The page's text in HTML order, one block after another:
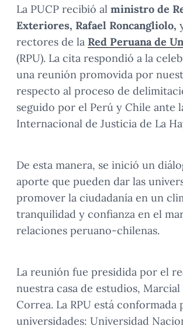
La PUCP recibió al ministro de
Exteriores, Rafael Roncangliolo,
rectores de la Red Peruana de
(RPU). La cita respondió a la
una reunión promovida por
respecto al proceso de
seguido por el Perú y Chile ante
Internacional de Justicia de La
De esta manera, se inició un
aporte que pueden dar las
promover la ciudadanía en un
tranquilidad y confianza en el
relaciones peruano-chilenas.
La reunión fue presidida por el
nuestra casa de estudios, Marcial
Correa. La RPU está conformada
universidades: Universidad